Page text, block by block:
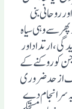
روحانی بنی
سے وہی سیاہ
ارتداداور
کو روکنے کے
از حد ضروری
سر انجام دے